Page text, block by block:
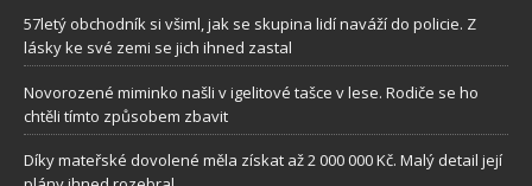
57letý obchodník si všiml, jak se skupina lidí naváží do policie. Z
lásky ke své zemi se jich ihned zastal
Novorozené miminko našli v igelitové tašce v lese. Rodiče se ho
chtěli tímto způsobem zbavit
Díky mateřské dovolené měla získat až 2 000 000 Kč. Malý detail její